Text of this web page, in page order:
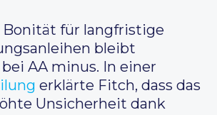
Bonität für langfristige
bleibt
AA minus. In einer
erklärte Fitch, dass das
Unsicherheit dank